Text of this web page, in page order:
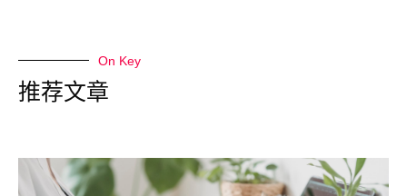
On Key
推荐文章